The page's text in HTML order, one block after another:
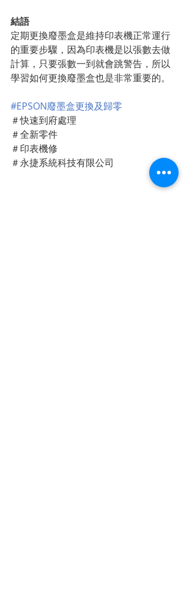
結語
定期更換廢墨盒是維持印表機正常運行
的重要步驟，因為印表機是以張數去做
計算，只要張數一到就會跳警告，所以
學習如何更換廢墨盒也是非常重要的。
#EPSON廢墨盒更換及歸零
＃快速到府處理
＃全新零件
＃印表機修
＃永捷系統科技有限公司